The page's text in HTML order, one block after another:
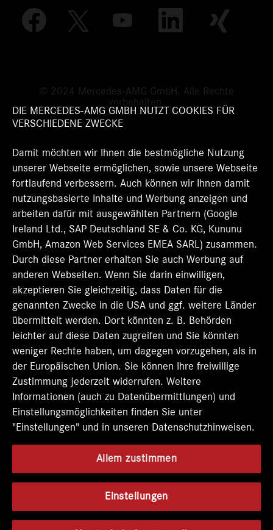
W
n
e
e
u
e
n
R
e
g
i
s
e
r
k
a
r
t
g
e
ö
f
f
n
e
t
.
W
e
n
e
n
e
u
e
R
e
g
s
t
r
k
a
r
t
e
g
e
ö
f
f
n
e
.
e
i
n
e
e
u
e
n
R
g
i
s
e
r
a
r
t
g
e
ö
f
f
n
e
t
.
W
r
e
i
n
e
u
e
n
R
g
i
s
e
r
a
r
t
g
e
ö
f
f
n
t
.
e
i
n
e
u
e
n
R
e
g
i
s
e
r
a
r
t
g
e
ö
f
n
.
© 2024 Mercedes-AMG GmbH. Alle Rechte
vorbehalten.
DIE MERCEDES-AMG GMBH NUTZT COOKIES FÜR
VERSCHIEDENE ZWECKE
Damit möchten wir Ihnen die bestmögliche Nutzung
unserer Webseite ermöglichen, sowie unsere Webseite
fortlaufend verbessern. Auch können wir Ihnen damit
nutzungsbasierte Inhalte und Werbung anzeigen und
arbeiten dafür mit ausgewählten Partnern (Google
Ireland Ltd., SAP Deutschland SE & Co. KG, Kununu
GmbH, Amazon Web Services EMEA SARL) zusammen.
Durch diese Partner erhalten Sie auch Werbung auf
anderen Webseiten. Wenn Sie darin einwilligen,
akzeptieren Sie gleichzeitig, dass Daten für die
genannten Zwecke in die USA und ggf. weitere Länder
übermittelt werden. Dort könnten z. B. Behörden
leichter auf diese Daten zugreifen und Sie könnten
weniger Rechte haben, um dagegen vorzugehen, als in
der Europäischen Union. Sie können Ihre freiwillige
Zustimmung jederzeit widerrufen. Weitere
Informationen (auch zu Datenübermittlungen) und
Einstellungsmöglichkeiten finden Sie unter
"Einstellungen" und in unseren Datenschutzhinweisen.
Allem zustimmen
Einstellungen